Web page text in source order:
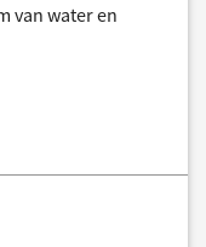
van water en